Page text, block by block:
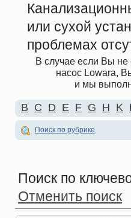
или сухой
проблемах
В случае если Вы не
насос Lowara,
и мы
B C D E F G H K
Поиск по рубрике
Поиск по
Отменить поиск